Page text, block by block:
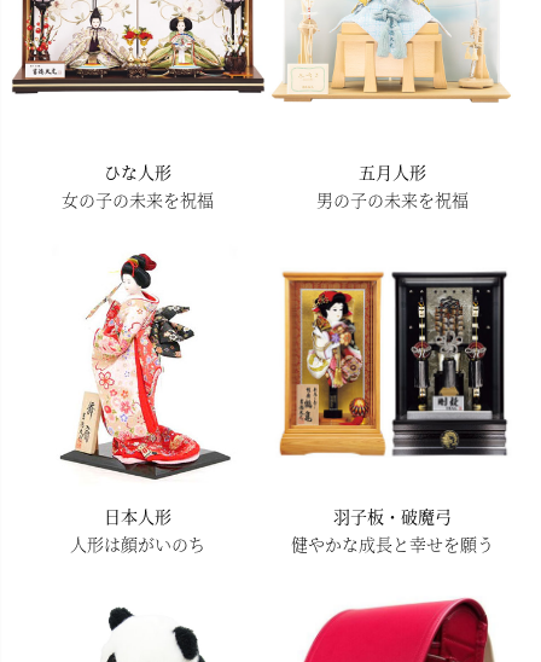
ひな人形
女の子の未来を祝福
五月人形
男の子の未来を祝福
日本人形
人形は顔がいのち
羽子板・破魔弓
健やかな成長と幸せを願う